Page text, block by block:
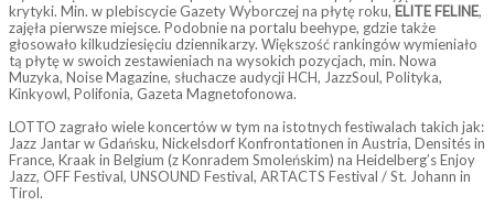
krytyki. Min. w plebiscycie Gazety Wyborczej na płytę roku, ELITE FELINE,
zajęła pierwsze miejsce. Podobnie na portalu beehype, gdzie także
głosowało kilkudziesięciu dziennikarzy. Większość rankingów wymieniało
tą płytę w swoich zestawieniach na wysokich pozycjach, min. Nowa
Muzyka, Noise Magazine, słuchacze audycji HCH, JazzSoul, Polityka,
Kinkyowl, Polifonia, Gazeta Magnetofonowa.
LOTTO zagrało wiele koncertów w tym na istotnych festiwalach takich jak:
Jazz Jantar w Gdańsku, Nickelsdorf Konfrontationen in Austria, Densités in
France, Kraak in Belgium (z Konradem Smoleńskim) na Heidelberg’s Enjoy
Jazz, OFF Festival, UNSOUND Festival, ARTACTS Festival / St. Johann in
Tirol.